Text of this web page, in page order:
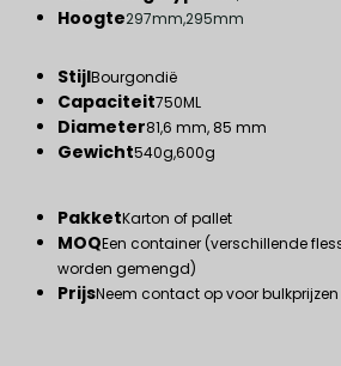
Hoogte297mm,295mm
StijlBourgondië
Capaciteit750ML
Diameter81,6 mm, 85 mm
Gewicht540g,600g
PakketKarton of pallet
MOQEen container (verschillende
worden gemengd)
PrijsNeem contact op voor bulkprijzen